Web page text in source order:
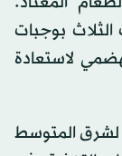
بوجبات
لاستعادة
لشرق المتوسط